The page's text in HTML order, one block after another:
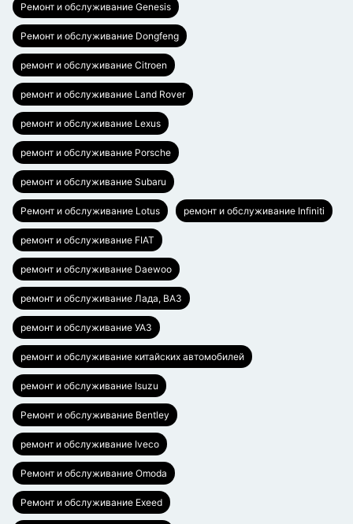
Ремонт и обслуживание Genesis
Ремонт и обслуживание Dongfeng
ремонт и обслуживание Citroen
ремонт и обслуживание Land Rover
ремонт и обслуживание Lexus
ремонт и обслуживание Porsche
ремонт и обслуживание Subaru
Ремонт и обслуживание Lotus ремонт и обслуживание Infiniti
ремонт и обслуживание FIAT
ремонт и обслуживание Daewoo
ремонт и обслуживание Лада, ВАЗ
ремонт и обслуживание УАЗ
ремонт и обслуживание китайских автомобилей
ремонт и обслуживание Isuzu
Ремонт и обслуживание Bentley
ремонт и обслуживание Iveco
Ремонт и обслуживание Omoda
Ремонт и обслуживание Exeed